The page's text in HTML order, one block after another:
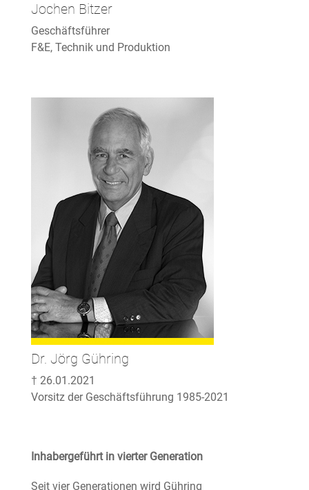
Jochen Bitzer
Geschäftsführer
F&E, Technik und Produktion
Dr. Jörg Gühring
† 26.01.2021
Vorsitz der Geschäftsführung 1985-2021
Inhabergeführt in vierter Generation
Seit vier Generationen wird Gühring